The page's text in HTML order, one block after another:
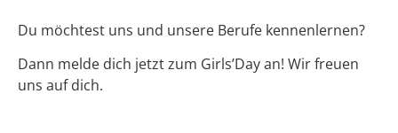
Du möchtest uns und unsere Berufe kennenlernen?
Dann melde dich jetzt zum Girls’Day an! Wir freuen
uns auf dich.